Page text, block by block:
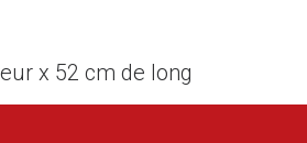
x 52 cm de long